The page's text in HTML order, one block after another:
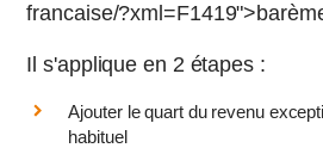
francaise/
Il s'applique en 2 étapes :
Ajouter le quart du revenu
habituel